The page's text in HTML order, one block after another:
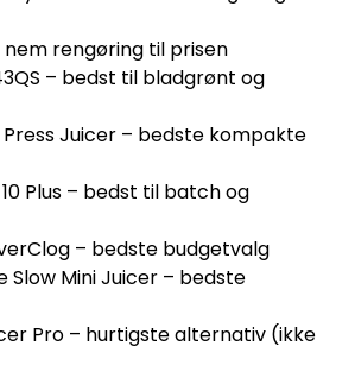
nem rengøring til prisen
– bedst til bladgrønt og
Press Juicer – bedste kompakte
10 Plus – bedst til batch og
– bedste budgetvalg
Slow Mini Juicer – bedste
Pro – hurtigste alternativ (ikke